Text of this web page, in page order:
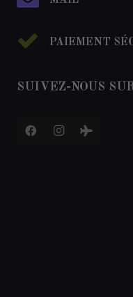
PAIEMENT
SUIVEZ-NOUS